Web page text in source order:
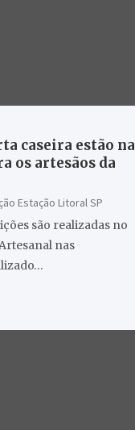
caseira estão na
os artesãos da
Estação Litoral SP
são realizadas no
nas